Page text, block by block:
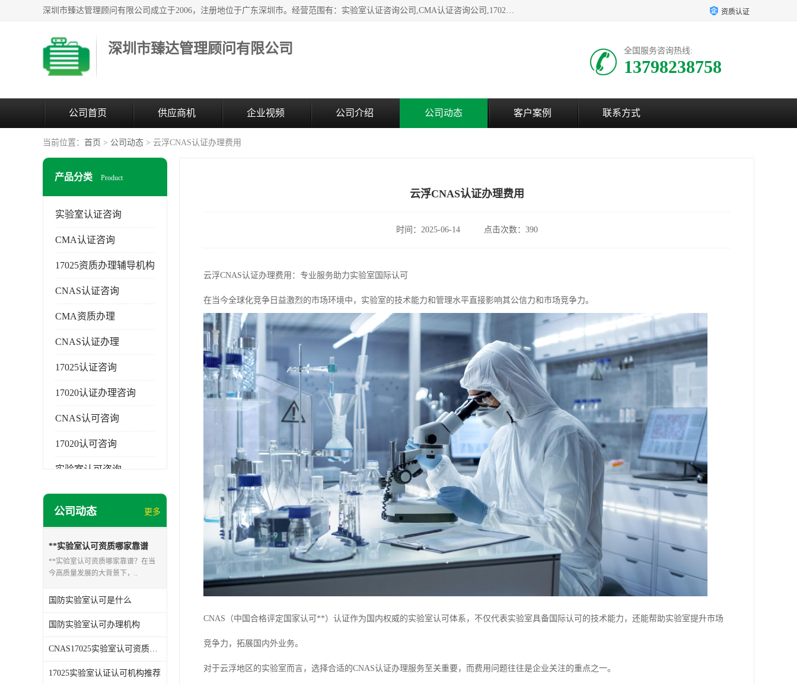
深圳市臻达管理顾问有限公司成立于2006，注册地位于广东深圳市。经营范围有：实验室认证咨询公司,CMA认证咨询公司,17020资质认证辅导机构,CNAS认证咨询,CMA资质办理,CMA咨询,实验室认可咨询,CNAS认可咨询,CNAS认证办理,17025认证咨询,17020认证咨询办理,17020认可咨询等，欢迎有需要的前来咨询。 资质认证
深圳市臻达管理顾问有限公司 全国服务咨询热线:
13798238758
公司首页 供应商机 企业视频 公司介绍 公司动态 客户案例 联系方式
当前位置： 首页 > 公司动态 > 云浮CNAS认证办理费用
产品分类 Product
实验室认证咨询
CMA认证咨询
17025资质办理辅导机构
CNAS认证咨询
CMA资质办理
CNAS认证办理
17025认证咨询
17020认证办理咨询
CNAS认可咨询
17020认可咨询
实验室认可咨询
公司动态 更多
**实验室认可资质哪家靠谱
**实验室认可资质哪家靠谱？在当
今高质量发展的大背景下，..
国防实验室认可是什么
国防实验室认可办理机构
CNAS17025实验室认可资质机构推荐
17025实验室认证认可机构推荐
云浮CNAS认证办理费用
时间：2025-06-14 点击次数：390
云浮CNAS认证办理费用：专业服务助力实验室国际认可
在当今全球化竞争日益激烈的市场环境中，实验室的技术能力和管理水平直接影响其公信力和市场竞争力。
CNAS（中国合格评定国家认可**）认证作为国内权威的实验室认可体系，不仅代表实验室具备国际认可的技术能力，还能帮助实验室提升市场
竞争力，拓展国内外业务。
对于云浮地区的实验室而言，选择合适的CNAS认证办理服务至关重要，而费用问题往往是企业关注的重点之一。